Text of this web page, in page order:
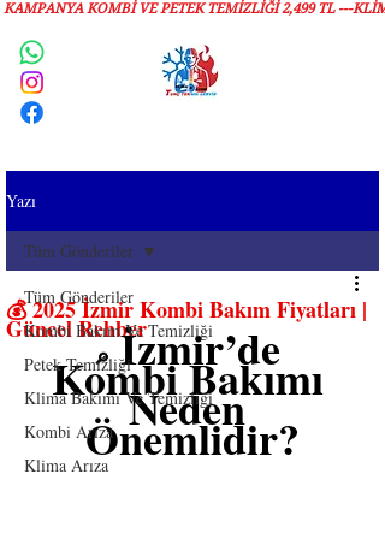
KAMPANYA KOMBİ VE PETEK TEMİZLIĞI 2,499 TL ---
Yazı
Tüm Gönderiler
Kombi Bakım Ve Temizliği
Petek Temizliği
Klima Bakımı Ve Temizliği
Kombi Arıza
Klima Arıza
Tüm Gönderiler
💰 2025 İzmir Kombi Bakım Fiyatları |
Güncel Rehber
🔎 İzmir’de
Kombi Bakımı
Neden
Önemlidir?